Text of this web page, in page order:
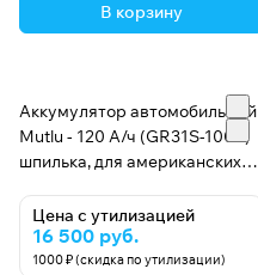
В корзину
Аккумулятор автомобильный
Mutlu - 120 А/ч (GR31S-1000)
шпилька, для американских
Цена с утилизацией
16 500 руб.
1000 ₽ (скидка по утилизации)